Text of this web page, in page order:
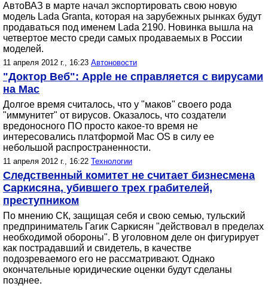
АвтоВАЗ в марте начал экспортировать свою новую
модель Lada Granta, которая на зарубежных рынках будут
продаваться под именем Lada 2190. Новинка вышла на
четвертое место среди самых продаваемых в России
моделей.
11 апреля 2012 г., 16:23 Автоновости
"Доктор Веб": Apple не справляется с вирусами
на Mac
Долгое время считалось, что у "маков" своего рода
"иммунитет" от вирусов. Оказалось, что создатели
вредоносного ПО просто какое-то время не
интересовались платформой Mac OS в силу ее
небольшой распространенности.
11 апреля 2012 г., 16:22 Технологии
Следственный комитет не считает бизнесмена
Саркисяна, убившего трех грабителей,
преступником
По мнению СК, защищая себя и свою семью, тульский
предприниматель Гагик Саркисян "действовал в пределах
необходимой обороны". В уголовном деле он фигурирует
как пострадавший и свидетель, в качестве
подозреваемого его не рассматривают. Однако
окончательные юридические оценки будут сделаны
позднее.